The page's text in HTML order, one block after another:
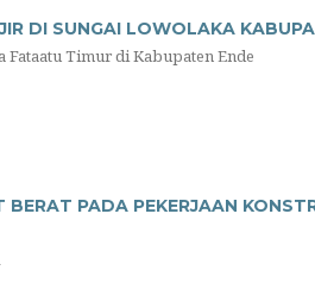
DI SUNGAI LOWOLAKA
Fataatu Timur di Kabupaten Ende
PADA PEKERJAAN